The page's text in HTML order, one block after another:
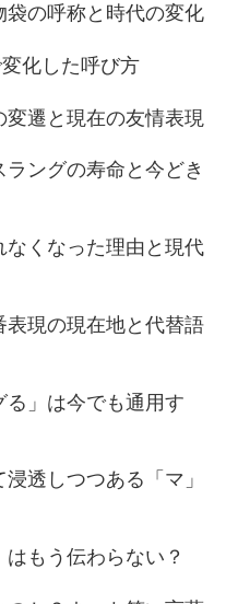
袋の呼称と時代の変化
化した呼び方
変遷と現在の友情表現
ングの寿命と今どき
なくなった理由と現代
表現の現在地と代替語
」は今でも通用す
透しつつある「マ」
もう伝わらない？